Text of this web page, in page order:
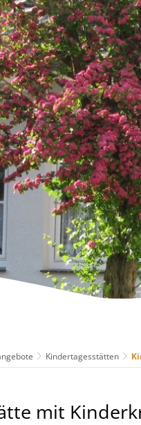
& Rathaus
Kindertagesstätten
mit